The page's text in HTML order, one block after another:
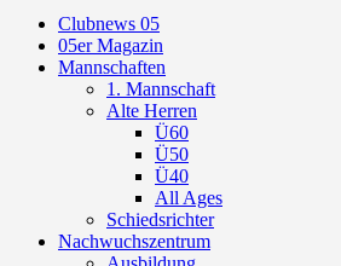
Clubnews 05
05er Magazin
Mannschaften
1. Mannschaft
Alte Herren
Ü60
Ü50
Ü40
All Ages
Schiedsrichter
Nachwuchszentrum